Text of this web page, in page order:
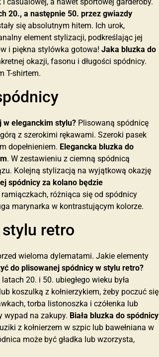
casualowej, a nawet sportowej garderoby.
20., a następnie 50. przez gwiazdy
się absolutnym hitem. Ich urok,
element stylizacji, podkreślając jej
i piękna stylówka gotowa! Jaka bluzka do
okazji, fasonu i długości spódnicy.
T-shirtem.
w eleganckim stylu? Plisowaną spódnicę
z szerokimi rękawami. Szeroki pasek
dopełnieniem. Elegancka bluzka do
. W zestawieniu z ciemną spódnicą
Kolejną stylizacją na wyjątkową okazję
spódnicy za kolano będzie
różniąca się od spódnicy
marynarka w kontrastującym kolorze.
retro
wieloma dylematami. Jakie elementy
do plisowanej spódnicy w stylu retro?
20. i 50. ubiegłego wieku była
koszulką z kołnierzykiem, żeby poczuć się
torba listonoszka i czółenka lub
wypad na zakupy. Biała bluzka do spódnicy
z kołnierzem w szpic lub bawełniana w
może być gładka lub wzorzysta,